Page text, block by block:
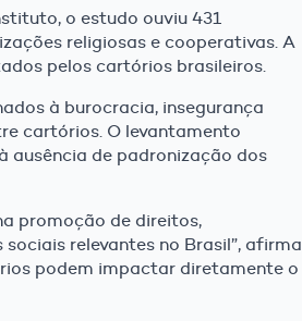
o estudo ouviu 431
religiosas e cooperativas. A
pelos cartórios brasileiros.
à burocracia, insegurança
cartórios. O levantamento
de padronização dos
promoção de direitos,
relevantes no Brasil”, afirma
podem impactar diretamente o